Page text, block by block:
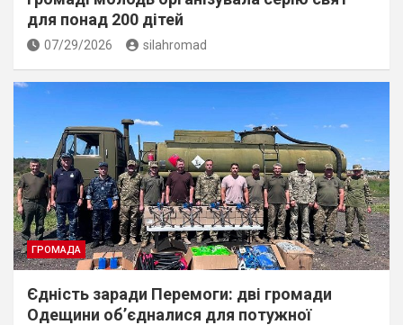
для понад 200 дітей
07/29/2026 silahromad
ГРОМАДА
Єдність заради Перемоги: дві громади
Одещини об’єдналися для потужної